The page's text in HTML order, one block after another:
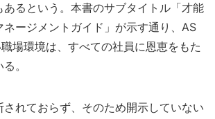
あるという。本書のサブタイトル「才能
ネージメントガイド」が示す通り、AS
場環境は、すべての社員に恩恵をもた
。
れておらず、そのため開示していない